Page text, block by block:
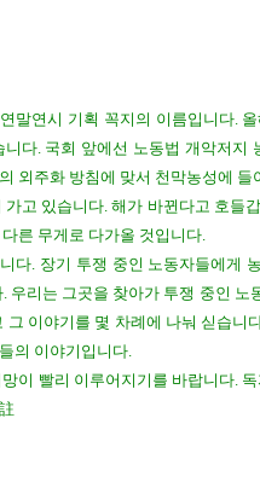
말연시 기획 꼭지의 이름입니다.
다. 국회 앞에선 노동법 개악저지
외주화 방침에 맞서 천막농성에 들
고 있습니다. 해가 바뀐다고 호들
른 무게로 다가올 것입니다.
다. 장기 투쟁 중인 노동자들에게
우리는 그곳을 찾아가 투쟁 중인
그 이야기를 몇 차례에 나눠 싣습니
의 이야기입니다.
이 빨리 이루어지기를 바랍니다.